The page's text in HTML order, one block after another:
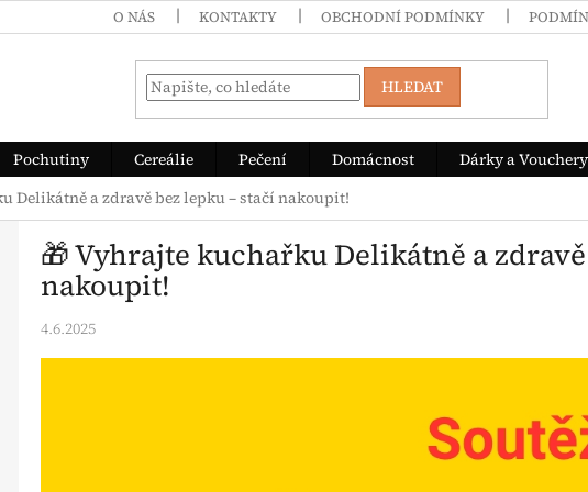
O NÁS KONTAKTY OBCHODNÍ PODMÍNKY
HLEDAT
Pochutiny Cereálie Pečení Domácnost Dárky a Vouchery
Delikátně a zdravě bez lepku – stačí nakoupit!
🎁 Vyhrajte kuchařku Delikátně a
nakoupit!
4.6.2025